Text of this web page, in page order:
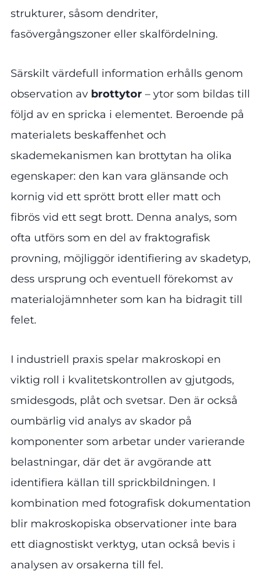
strukturer, såsom dendriter,
fasövergångszoner eller skalfördelning.
Särskilt värdefull information erhålls genom
observation av brottytor – ytor som bildas till
följd av en spricka i elementet. Beroende på
materialets beskaffenhet och
skademekanismen kan brottytan ha olika
egenskaper: den kan vara glänsande och
kornig vid ett sprött brott eller matt och
fibrös vid ett segt brott. Denna analys, som
ofta utförs som en del av fraktografisk
provning, möjliggör identifiering av skadetyp,
dess ursprung och eventuell förekomst av
materialojämnheter som kan ha bidragit till
felet.
I industriell praxis spelar makroskopi en
viktig roll i kvalitetskontrollen av gjutgods,
smidesgods, plåt och svetsar. Den är också
oumbärlig vid analys av skador på
komponenter som arbetar under varierande
belastningar, där det är avgörande att
identifiera källan till sprickbildningen. I
kombination med fotografisk dokumentation
blir makroskopiska observationer inte bara
ett diagnostiskt verktyg, utan också bevis i
analysen av orsakerna till fel.